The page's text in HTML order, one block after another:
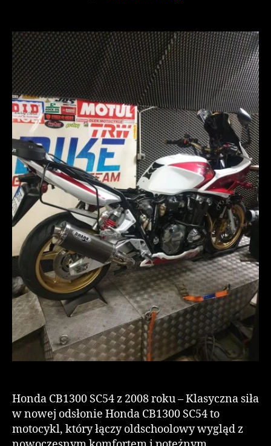
Honda CB1300 SC54 z 2008 roku – Klasyczna siła
w nowej odsłonie Honda CB1300 SC54 to
motocykl, który łączy oldschoolowy wygląd z